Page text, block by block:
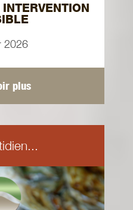
2026
plus